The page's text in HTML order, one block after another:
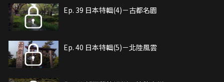
Ep. 39 日本特輯(4)－古都名園
Ep. 40 日本特輯(5)－北陸風雲